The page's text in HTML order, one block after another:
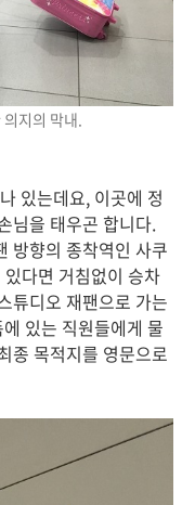
지의 막내.
있는데요, 이곳에 정
님을 태우곤 합니다.
방향의 종착역인 사쿠
다면 거침없이 승차
튜디오 재팬으로 가는
있는 직원들에게 물
종 목적지를 영문으로